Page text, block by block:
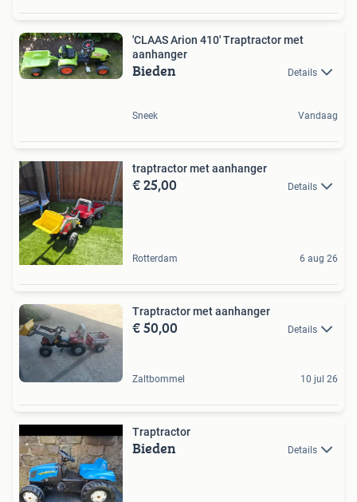
'CLAAS Arion 410' Traptractor met
aanhanger
Bieden Details
Sneek Vandaag
traptractor met aanhanger
€ 25,00 Details
Rotterdam 6 aug 26
Traptractor met aanhanger
€ 50,00 Details
Zaltbommel 10 jul 26
Traptractor
Bieden Details